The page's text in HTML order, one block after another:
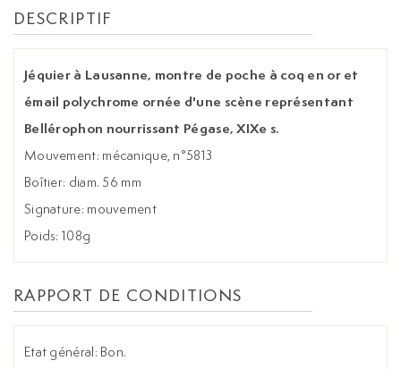
DESCRIPTIF
Jéquier à Lausanne, montre de poche à coq en or et
émail polychrome ornée d'une scène représentant
Bellérophon nourrissant Pégase, XIXe s.
Mouvement: mécanique, n°5813
Boîtier: diam. 56 mm
Signature: mouvement
Poids: 108g
RAPPORT DE CONDITIONS
Etat général: Bon.